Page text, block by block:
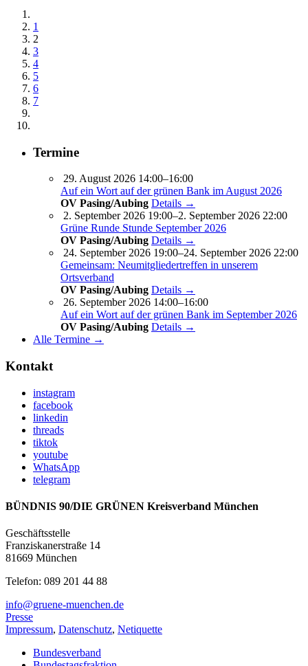
1
2
3
4
5
6
7
Termine
29. August 2026 14:00–16:00
Auf ein Wort auf der grünen Bank im August 2026
OV Pasing/Aubing Details →
2. September 2026 19:00–2. September 2026 22:00
Grüne Runde Stunde September 2026
OV Pasing/Aubing Details →
24. September 2026 19:00–24. September 2026 22:00
Gemeinsam: Neumitgliedertreffen in unserem
Ortsverband
OV Pasing/Aubing Details →
26. September 2026 14:00–16:00
Auf ein Wort auf der grünen Bank im September 2026
OV Pasing/Aubing Details →
Alle Termine →
Kontakt
instagram
facebook
linkedin
threads
tiktok
youtube
WhatsApp
telegram
BÜNDNIS 90/DIE GRÜNEN Kreisverband München
Geschäftsstelle
Franziskanerstraße 14
81669 München
Telefon: 089 201 44 88
info@gruene-muenchen.de
Presse
Impressum, Datenschutz, Netiquette
Bundesverband